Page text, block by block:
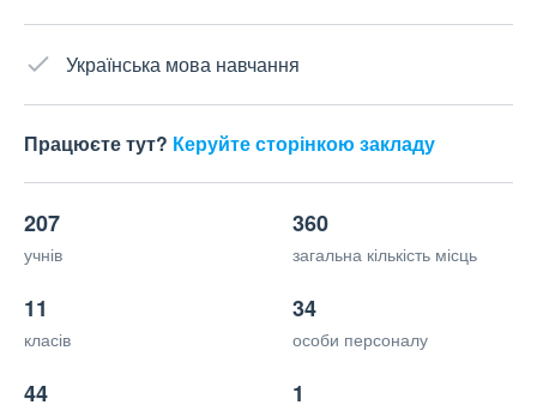
Українська мова навчання
Працюєте тут? Керуйте сторінкою закладу
207
учнів
360
загальна кількість місць
11
класів
34
особи персоналу
44 1